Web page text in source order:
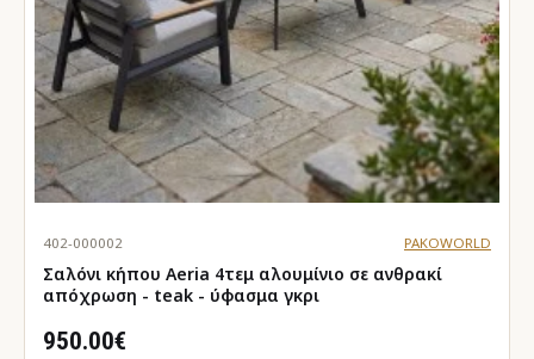
402-000002 PAKOWORLD
Σαλόνι κήπου Aeria 4τεμ αλουμίνιο σε ανθρακί
απόχρωση - teak - ύφασμα γκρι
950.00€